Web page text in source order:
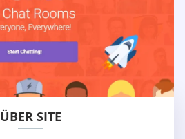
ÜBER SITE